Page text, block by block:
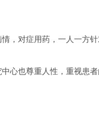
，对症用药，一人一方
心也尊重人性，重视患